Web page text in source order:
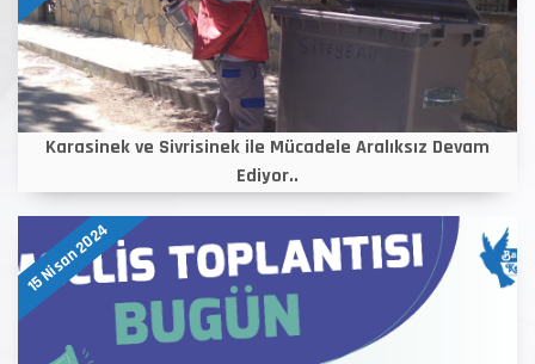
Karasinek ve Sivrisinek ile Mücadele Aralıksız Devam
Ediyor..
15 Nisan 2024